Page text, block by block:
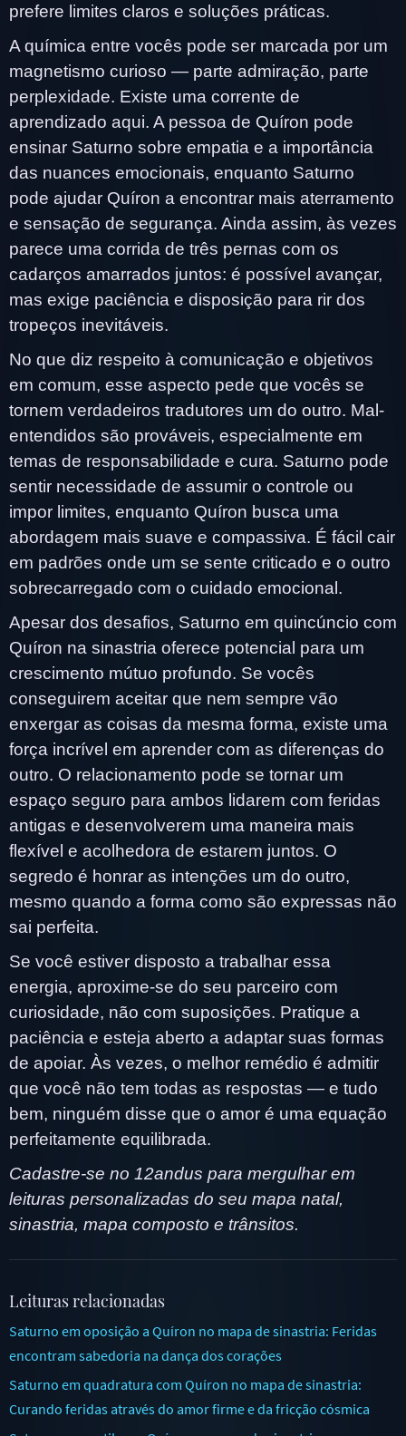
prefere limites claros e soluções práticas.
A química entre vocês pode ser marcada por um
magnetismo curioso — parte admiração, parte
perplexidade. Existe uma corrente de
aprendizado aqui. A pessoa de Quíron pode
ensinar Saturno sobre empatia e a importância
das nuances emocionais, enquanto Saturno
pode ajudar Quíron a encontrar mais aterramento
e sensação de segurança. Ainda assim, às vezes
parece uma corrida de três pernas com os
cadarços amarrados juntos: é possível avançar,
mas exige paciência e disposição para rir dos
tropeços inevitáveis.
No que diz respeito à comunicação e objetivos
em comum, esse aspecto pede que vocês se
tornem verdadeiros tradutores um do outro. Mal-
entendidos são prováveis, especialmente em
temas de responsabilidade e cura. Saturno pode
sentir necessidade de assumir o controle ou
impor limites, enquanto Quíron busca uma
abordagem mais suave e compassiva. É fácil cair
em padrões onde um se sente criticado e o outro
sobrecarregado com o cuidado emocional.
Apesar dos desafios, Saturno em quincúncio com
Quíron na sinastria oferece potencial para um
crescimento mútuo profundo. Se vocês
conseguirem aceitar que nem sempre vão
enxergar as coisas da mesma forma, existe uma
força incrível em aprender com as diferenças do
outro. O relacionamento pode se tornar um
espaço seguro para ambos lidarem com feridas
antigas e desenvolverem uma maneira mais
flexível e acolhedora de estarem juntos. O
segredo é honrar as intenções um do outro,
mesmo quando a forma como são expressas não
sai perfeita.
Se você estiver disposto a trabalhar essa
energia, aproxime-se do seu parceiro com
curiosidade, não com suposições. Pratique a
paciência e esteja aberto a adaptar suas formas
de apoiar. Às vezes, o melhor remédio é admitir
que você não tem todas as respostas — e tudo
bem, ninguém disse que o amor é uma equação
perfeitamente equilibrada.
Cadastre-se no 12andus para mergulhar em
leituras personalizadas do seu mapa natal,
sinastria, mapa composto e trânsitos.
Leituras relacionadas
Saturno em oposição a Quíron no mapa de sinastria: Feridas
encontram sabedoria na dança dos corações
Saturno em quadratura com Quíron no mapa de sinastria:
Curando feridas através do amor firme e da fricção cósmica